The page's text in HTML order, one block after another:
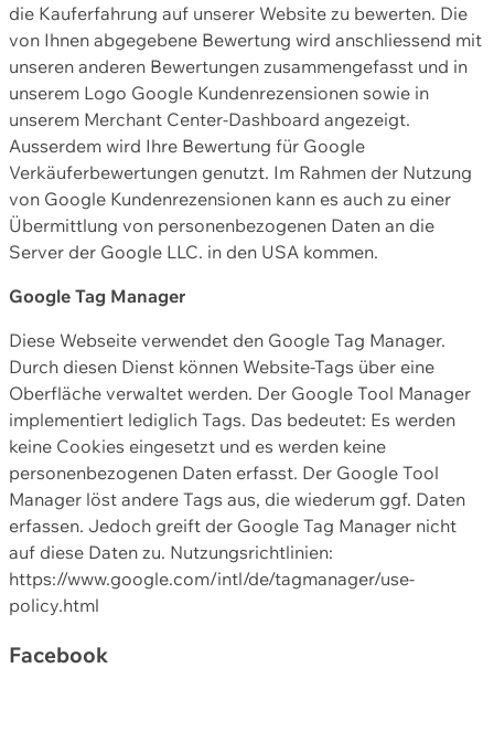
die Kauferfahrung auf unserer Website zu bewerten. Die
von Ihnen abgegebene Bewertung wird anschliessend mit
unseren anderen Bewertungen zusammengefasst und in
unserem Logo Google Kundenrezensionen sowie in
unserem Merchant Center-Dashboard angezeigt.
Ausserdem wird Ihre Bewertung für Google
Verkäuferbewertungen genutzt. Im Rahmen der Nutzung
von Google Kundenrezensionen kann es auch zu einer
Übermittlung von personenbezogenen Daten an die
Server der Google LLC. in den USA kommen.
Google Tag Manager
Diese Webseite verwendet den Google Tag Manager.
Durch diesen Dienst können Website-Tags über eine
Oberfläche verwaltet werden. Der Google Tool Manager
implementiert lediglich Tags. Das bedeutet: Es werden
keine Cookies eingesetzt und es werden keine
personenbezogenen Daten erfasst. Der Google Tool
Manager löst andere Tags aus, die wiederum ggf. Daten
erfassen. Jedoch greift der Google Tag Manager nicht
auf diese Daten zu. Nutzungsrichtlinien:
https://www.google.com/intl/de/tagmanager/use-
policy.html
Facebook